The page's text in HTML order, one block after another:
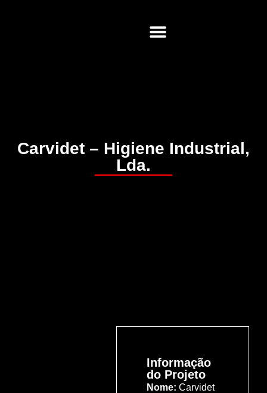
Carvidet – Higiene Industrial,
Lda.
Informação
do Projeto
Nome: Carvidet